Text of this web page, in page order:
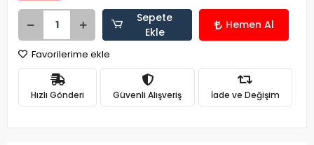
Sepete
Ekle
Hemen Al
Favorilerime ekle
Hızlı Gönderi Güvenli Alışveriş İade ve Değişim